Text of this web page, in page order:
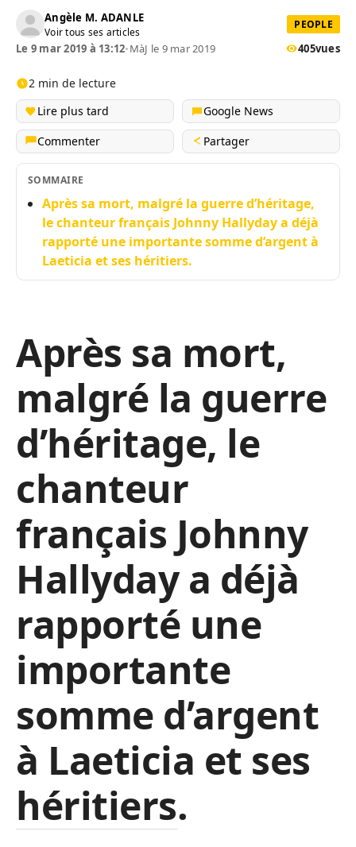
Angèle M. ADANLE
Voir tous ses articles
PEOPLE
Le 9 mar 2019 à 13:12•MàJ le 9 mar 2019 405vues
2 min de lecture
Lire plus tard
Google News
Commenter
Partager
SOMMAIRE
Après sa mort, malgré la guerre d’héritage,
le chanteur français Johnny Hallyday a déjà
rapporté une importante somme d’argent à
Laeticia et ses héritiers.
Après sa mort,
malgré la guerre
d’héritage, le
chanteur
français Johnny
Hallyday a déjà
rapporté une
importante
somme d’argent
à Laeticia et ses
héritiers.